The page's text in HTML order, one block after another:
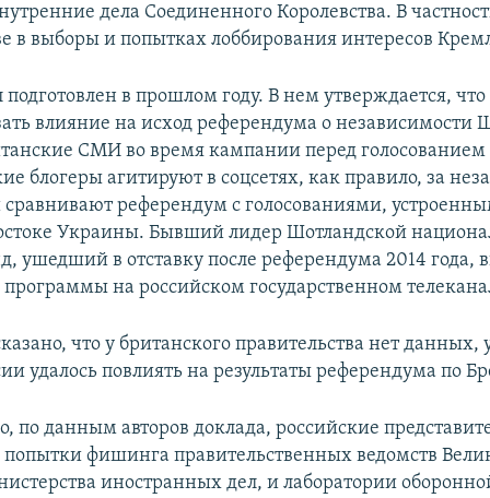
дела Соединенного Королевства. В
в выборы и попытках лоббирования интересов
в прошлом году. В нем утверждается, что
влияние на исход референдума о независимости
СМИ во время кампании перед голосованием
блогеры агитируют в соцсетях, как правило, за
референдум с голосованиями,
Украины. Бывший лидер Шотландской
ушедший в отставку после референдума 2014 года,
на российском государственном
что у британского правительства нет
удалось повлиять на результаты референдума по
по данным авторов доклада, российские
попытки фишинга правительственных ведомств
иностранных дел, и лаборатории